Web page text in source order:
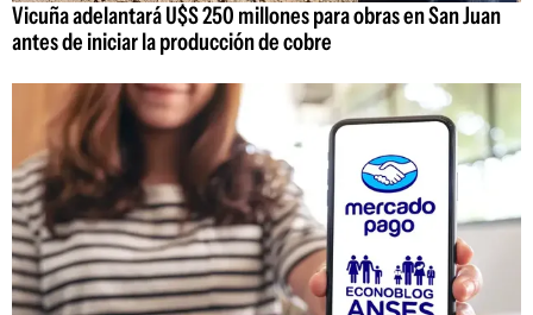
Vicuña adelantará U$S 250 millones para obras en San Juan
antes de iniciar la producción de cobre